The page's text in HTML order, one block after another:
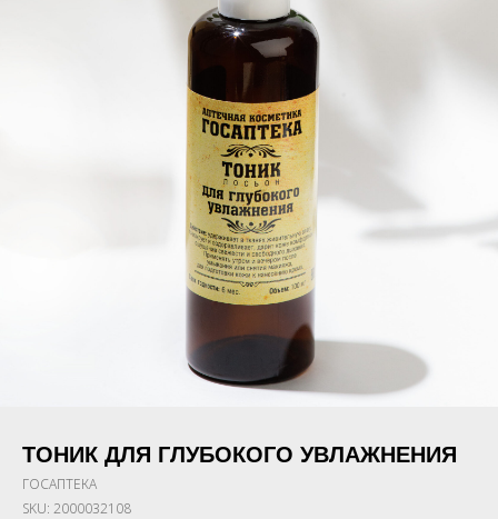
ТОНИК ДЛЯ ГЛУБОКОГО УВЛАЖНЕНИЯ
ГОСАПТЕКА
SKU: 2000032108